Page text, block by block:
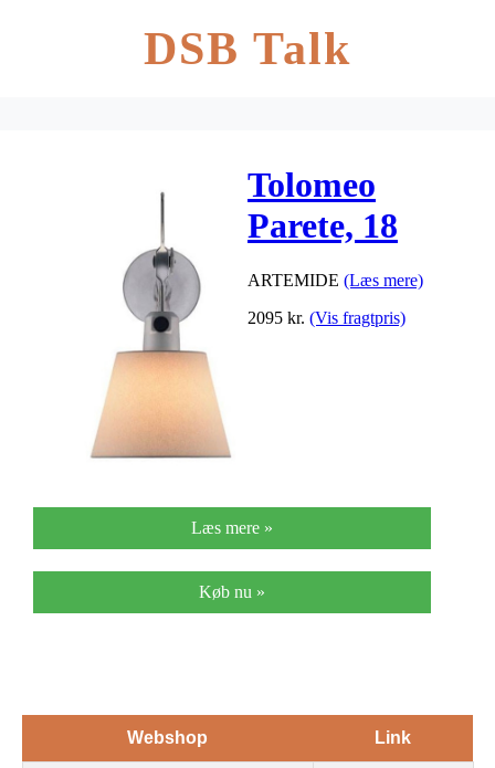
DSB Talk
Tolomeo
Parete, 18
ARTEMIDE (Læs mere)
2095 kr. (Vis fragtpris)
Læs mere »
Køb nu »
Webshop Link